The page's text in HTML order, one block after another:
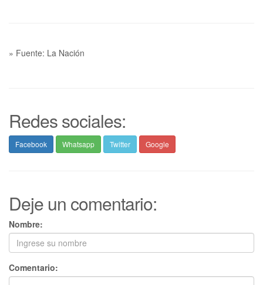
» Fuente: La Nación
Redes sociales:
Facebook Whatsapp Twitter Google
Deje un comentario:
Nombre:
Comentario: